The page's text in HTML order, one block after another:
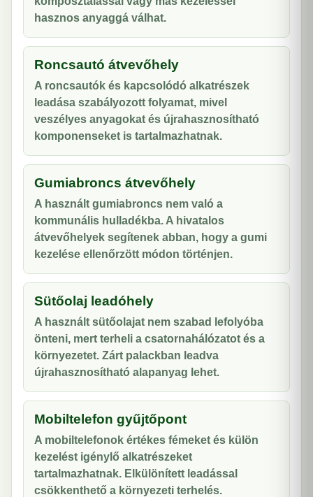
hasznos anyaggá válhat.
Roncsautó átvevőhely
A roncsautók és kapcsolódó alkatrészek
leadása szabályozott folyamat, mivel
veszélyes anyagokat és újrahasznosítható
komponenseket is tartalmazhatnak.
Gumiabroncs átvevőhely
A használt gumiabroncs nem való a
kommunális hulladékba. A hivatalos
átvevőhelyek segítenek abban, hogy a gumi
kezelése ellenőrzött módon történjen.
Sütőolaj leadóhely
A használt sütőolajat nem szabad lefolyóba
önteni, mert terheli a csatornahálózatot és a
környezetet. Zárt palackban leadva
újrahasznosítható alapanyag lehet.
Mobiltelefon gyűjtőpont
A mobiltelefonok értékes fémeket és külön
kezelést igénylő alkatrészeket
tartalmazhatnak. Elkülönített leadással
csökkenthető a környezeti terhelés.